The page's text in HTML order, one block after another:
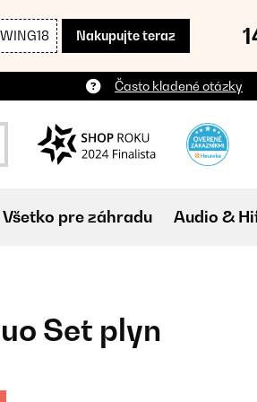
Nakupujte teraz
Často kladené otázky
Všetko pre záhradu Audio &
Set plyn